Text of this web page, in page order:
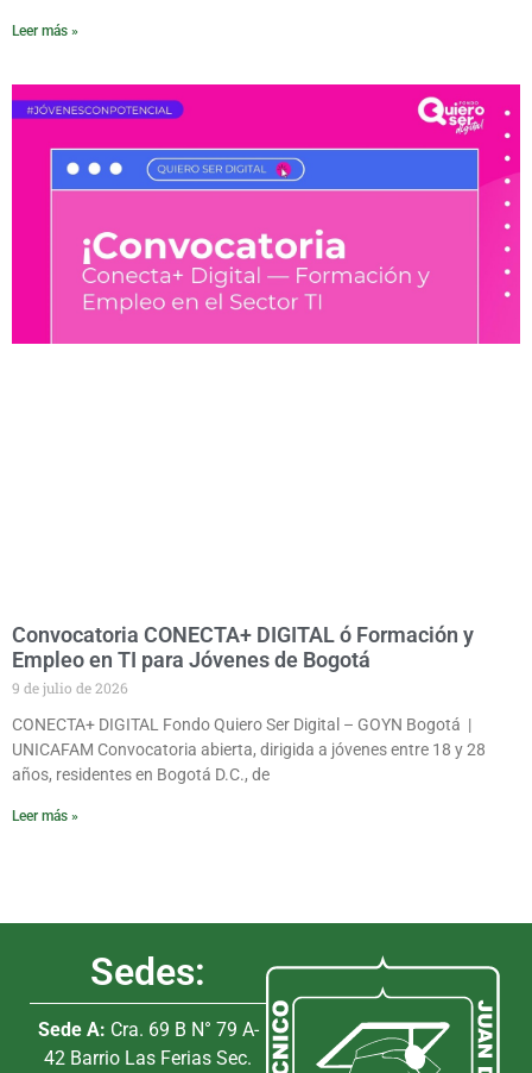
Leer más »
Convocatoria CONECTA+ DIGITAL ó Formación y
Empleo en TI para Jóvenes de Bogotá
9 de julio de 2026
CONECTA+ DIGITAL Fondo Quiero Ser Digital – GOYN Bogotá |
UNICAFAM Convocatoria abierta, dirigida a jóvenes entre 18 y 28
años, residentes en Bogotá D.C., de
Leer más »
Sedes:
Sede A: Cra. 69 B N° 79 A-
42 Barrio Las Ferias Sec.